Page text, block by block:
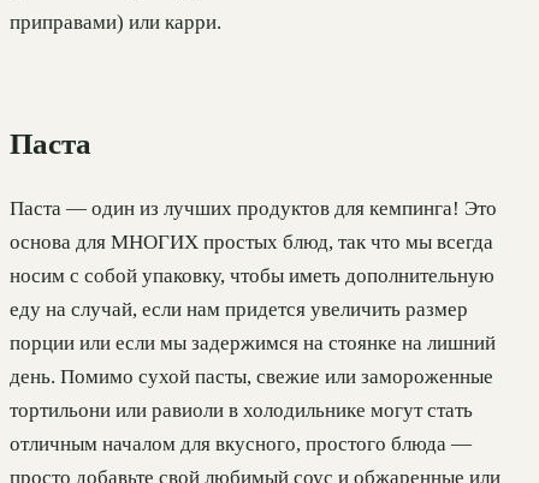
приправами) или карри.
Паста
Паста — один из лучших продуктов для кемпинга! Это
основа для МНОГИХ простых блюд, так что мы всегда
носим с собой упаковку, чтобы иметь дополнительную
еду на случай, если нам придется увеличить размер
порции или если мы задержимся на стоянке на лишний
день. Помимо сухой пасты, свежие или замороженные
тортильони или равиоли в холодильнике могут стать
отличным началом для вкусного, простого блюда —
просто добавьте свой любимый соус и обжаренные или